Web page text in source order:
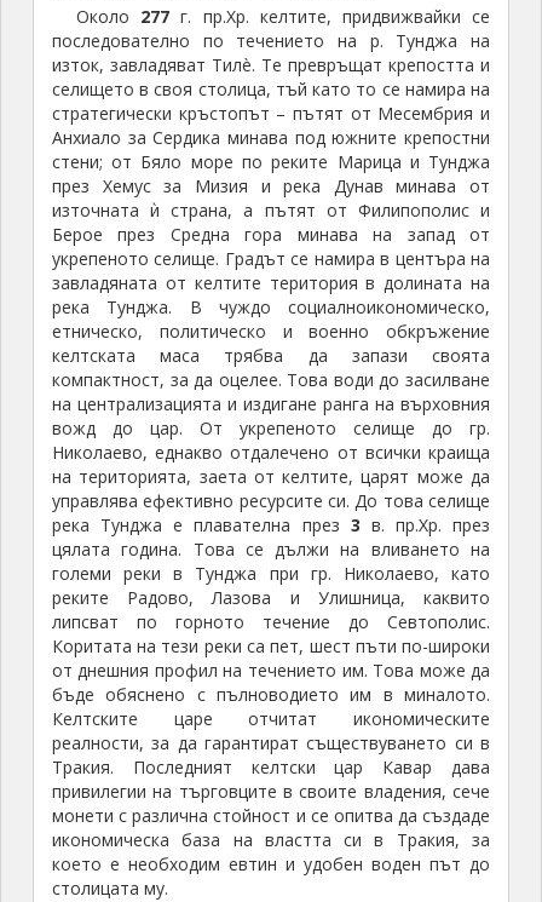
Около 277 г. пр.Хр. келтите, придвижвайки се
последователно по течението на р. Тунджа на
изток, завладяват Тилè. Те превръщат крепостта и
селището в своя столица, тъй като то се намира на
стратегически кръстопът – пътят от Месембрия и
Анхиало за Сердика минава под южните крепостни
стени; от Бяло море по реките Марица и Тунджа
през Хемус за Мизия и река Дунав минава от
източната ѝ страна, а пътят от Филипополис и
Берое през Средна гора минава на запад от
укрепеното селище. Градът се намира в центъра на
завладяната от келтите територия в долината на
река Тунджа. В чуждо социалноикономическо,
етническо, политическо и военно обкръжение
келтската маса трябва да запази своята
компактност, за да оцелее. Това води до засилване
на централизацията и издигане ранга на върховния
вожд до цар. От укрепеното селище до гр.
Николаево, еднакво отдалечено от всички краища
на територията, заета от келтите, царят може да
управлява ефективно ресурсите си. До това селище
река Тунджа е плавателна през 3 в. пр.Хр. през
цялата година. Това се дължи на вливането на
големи реки в Тунджа при гр. Николаево, като
реките Радово, Лазова и Улишница, каквито
липсват по горното течение до Севтополис.
Коритата на тези реки са пет, шест пъти по-широки
от днешния профил на течението им. Това може да
бъде обяснено с пълноводието им в миналото.
Келтските царе отчитат икономическите
реалности, за да гарантират съществуването си в
Тракия. Последният келтски цар Кавар дава
привилегии на търговците в своите владения, сече
монети с различна стойност и се опитва да създаде
икономическа база на властта си в Тракия, за
което е необходим евтин и удобен воден път до
столицата му.